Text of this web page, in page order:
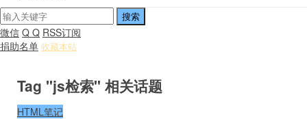
微信 Q Q RSS订阅
捐助名单 收藏本站
Tag "js检索" 相关话题
HTML笔记